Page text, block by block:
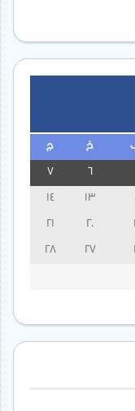
خ ج
13
14
20
21
27
28